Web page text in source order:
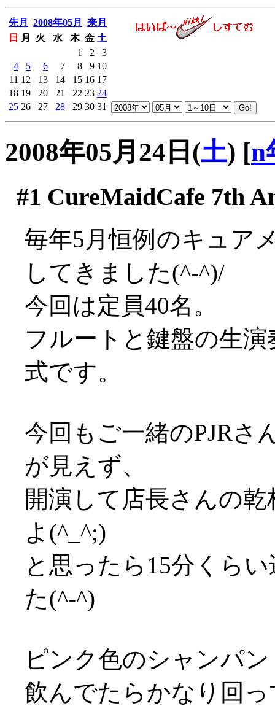
先月 2008年05月
来月
日
月 火 水 木 金 土
1
2
3
4
5 6 7 8 9 10
11 12 13 14 15 16 17
18 19 20 21 22 23 24
25 26 27 28 29 30 31
2008年05月24日(土) [n
#1 CureMaidCafe 7th
毎年5月恒例のキュア
してきました(^-^)/
今回は定員40名。
フルートと鍵盤の生
式です。
今回もご一緒のPJRさ
が見えず、
開演して店長さんの
よ(^_^;)
と思ったら15分くら
た(^-^)
ピンク色のシャンパ
飲んでたらかなり回